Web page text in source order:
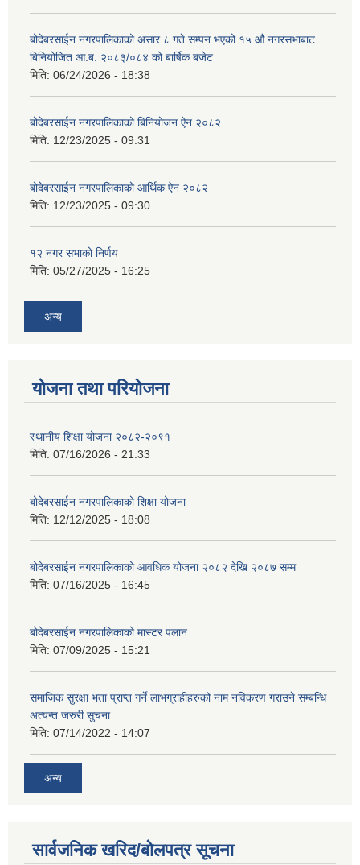
बोदेबरसाईन नगरपालिकाको असार ८ गते सम्पन भएको १५ ‍‍‍औ नगरसभाबाट
बिनियोजित आ.ब. २०८३/०८४ को बार्षिक बजेट
मिति: 06/24/2026 - 18:38
बोदेबरसाईन नगरपालिकाको बिनियोजन ऐन २०८२
मिति: 12/23/2025 - 09:31
बोदेबरसाईन नगरपालिकाको आर्थिक ऐन २०८२
मिति: 12/23/2025 - 09:30
१२ नगर सभाको निर्णय
मिति: 05/27/2025 - 16:25
अन्य
योजना तथा परियोजना
स्थानीय शिक्षा योजना २०८२-२०९१
मिति: 07/16/2026 - 21:33
बोदेबरसाईन नगरपालिकाको शिक्षा योजना
मिति: 12/12/2025 - 18:08
बोदेबरसाईन नगरपालिकाको आवधिक योजना २०८२ देखि २०८७ सम्म
मिति: 07/16/2025 - 16:45
बोदेबरसाईन नगरपालिकाको मास्टर पलान
मिति: 07/09/2025 - 15:21
समाजिक सुरक्षा भता प्राप्त गर्ने लाभग्राहीहरुको नाम नविकरण गराउने सम्बन्धि
अत्यन्त जरुरी सुचना
मिति: 07/14/2022 - 14:07
अन्य
सार्वजनिक खरिद/बोलपत्र सूचना